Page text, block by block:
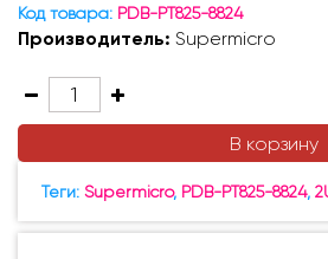
Код товара: PDB-PT825-8824
Производитель: Supermicro
В корзину
Теги: Supermicro, PDB-PT825-8824,